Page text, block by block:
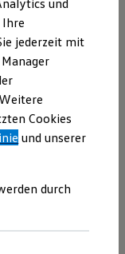
finden
konfigurieren
über die
als
Inhalten
Webseite
und
Ihre
jederzeit mit
Cookies
und unserer
durch